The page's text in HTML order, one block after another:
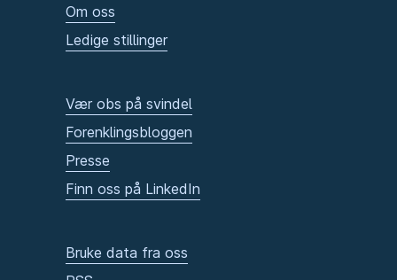
Om oss
Ledige stillinger
Vær obs på svindel
Forenklingsbloggen
Presse
Finn oss på LinkedIn
Bruke data fra oss